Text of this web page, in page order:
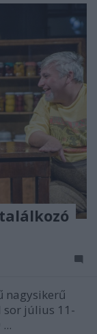
nagysikerű
sor július 11-